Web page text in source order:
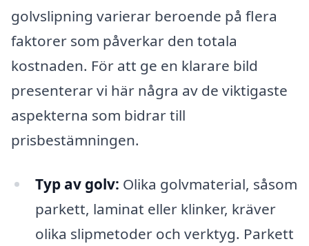
golvslipning varierar beroende på flera
faktorer som påverkar den totala
kostnaden. För att ge en klarare bild
presenterar vi här några av de viktigaste
aspekterna som bidrar till
prisbestämningen.
Typ av golv: Olika golvmaterial, såsom
parkett, laminat eller klinker, kräver
olika slipmetoder och verktyg. Parkett